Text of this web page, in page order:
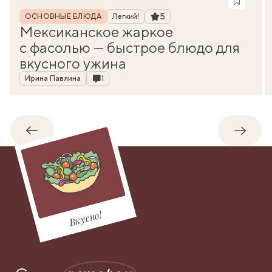
Рубрика
ОСНОВНЫЕ БЛЮДА Легкий! Рейтинг
5
Мексиканское жаркое
с фасолью — быстрое блюдо для
вкусного ужина
Автор
Ирина Павлина Комментарии
1
Обратно
Вкусно!